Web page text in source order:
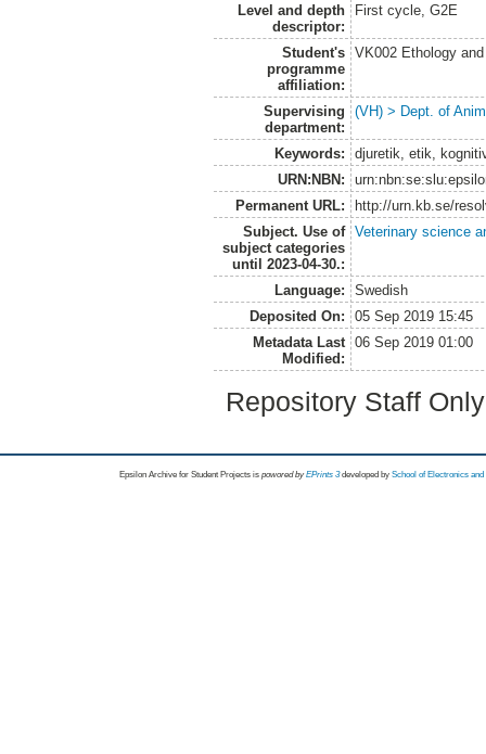
Level and depth
descriptor:
First cycle, G2E
Student's
programme
affiliation:
VK002 Ethology
Supervising
department:
(VH) > Dept. of
Keywords:
djuretik, etik,
URN:NBN:
Permanent URL:
http://urn.kb.se/
Subject. Use of
subject categories
until 2023-04-30.:
Veterinary science
Language:
Swedish
Deposited On:
05 Sep 2019 15:45
Metadata Last
Modified:
06 Sep 2019 01:00
Repository Staff
Epsilon Archive for Student Projects is powored byEPrints 3 developed by School of Electronics